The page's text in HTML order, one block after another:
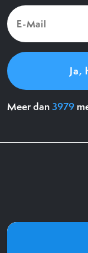
E-
Mail
(Vereist)
Meer dan3979